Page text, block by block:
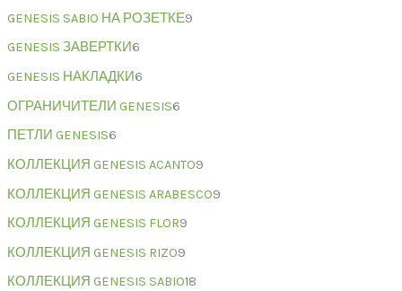
GENESIS SABIO НА РОЗЕТКЕ9
GENESIS ЗАВЕРТКИ6
GENESIS НАКЛАДКИ6
ОГРАНИЧИТЕЛИ GENESIS6
ПЕТЛИ GENESIS6
КОЛЛЕКЦИЯ GENESIS ACANTO9
КОЛЛЕКЦИЯ GENESIS ARABESCO9
КОЛЛЕКЦИЯ GENESIS FLOR9
КОЛЛЕКЦИЯ GENESIS RIZO9
КОЛЛЕКЦИЯ GENESIS SABIO18